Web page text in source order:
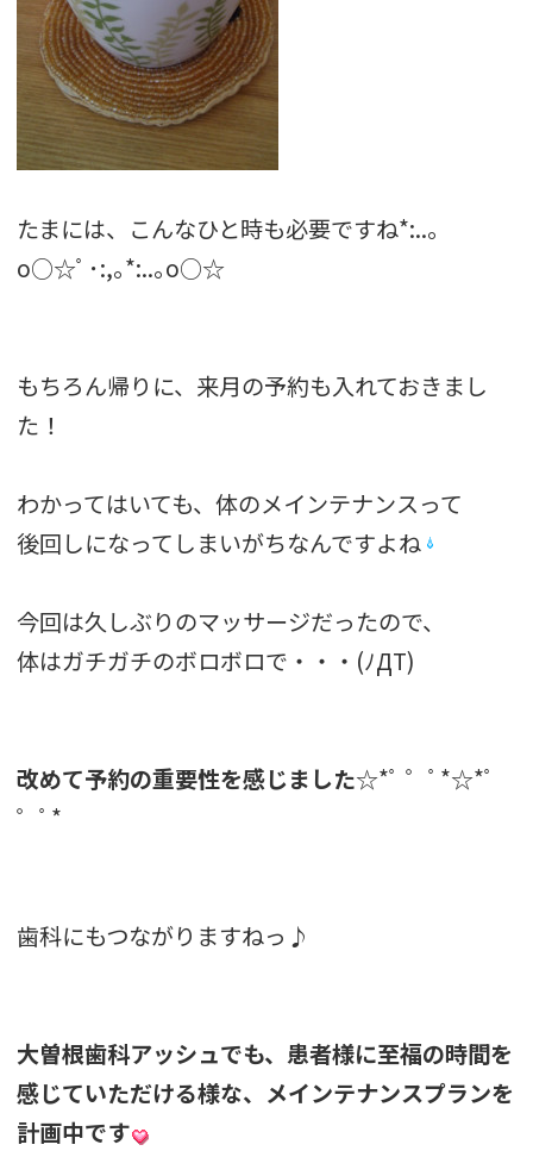
たまには、こんなひと時も必要ですね*:..｡
o○☆ﾟ･:,｡*:..｡o○☆
もちろん帰りに、来月の予約も入れておきまし
た！
わかってはいても、体のメインテナンスって
後回しになってしまいがちなんですよね
今回は久しぶりのマッサージだったので、
体はガチガチのボロボロで・・・(ﾉДT)
改めて予約の重要性を感じました☆*ﾟ ゜ﾟ*☆*ﾟ
゜ﾟ*
歯科にもつながりますねっ♪
大曽根歯科アッシュでも、患者様に至福の時間を
感じていただける様な、メインテナンスプランを
計画中です